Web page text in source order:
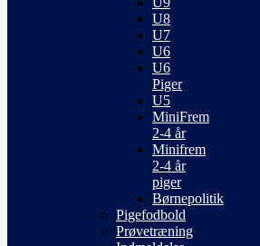
U8
U7
U6
U6
Piger
U5
MiniFrem
2-4 år
Minifrem
2-4 år
piger
Børnepolitik
Pigefodbold
Prøvetræning